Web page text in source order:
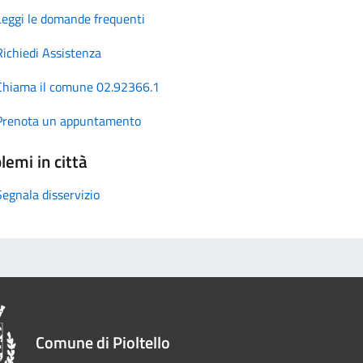
le domande frequenti
Assistenza
il comune 02.92366.1
un appuntamento
in città
disservizio
Comune di Pioltello